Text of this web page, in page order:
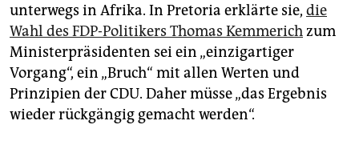
abo
genossenschaft
epaper login
unterwegs in Afrika. In Pretoria erklärte sie, die
Wahl des FDP-Politikers Thomas Kemmerichzum
Ministerpräsidenten sei ein „einzigartiger
Vorgang“, ein „Bruch“ mit allen Werten und
Prinzipien der CDU. Daher müsse „das Ergebnis
wieder rückgängig gemacht werden“.